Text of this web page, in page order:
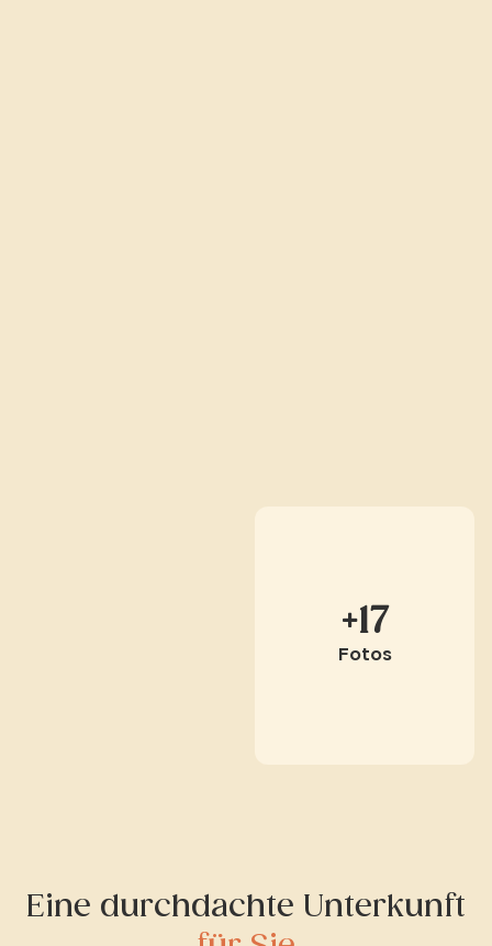
+17
Fotos
Eine durchdachte Unterkunft